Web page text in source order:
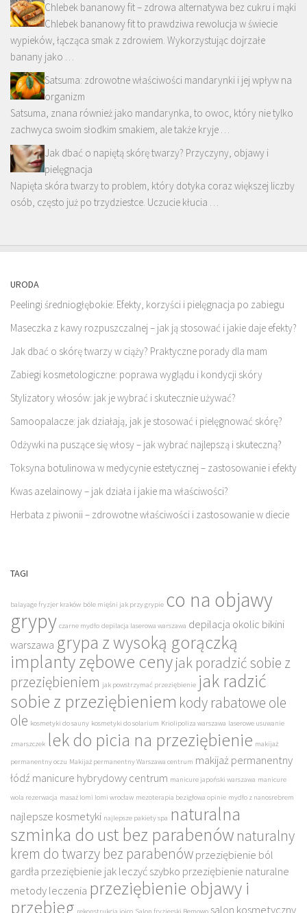
Chlebek bananowy fit – zdrowa alternatywa bez cukru i mąki
Chlebek bananowy fit to prawdziwa rewolucja w świecie
wypieków, łącząca smak z zdrowiem. Wykorzystując dojrzałe
banany jako …
Satsuma: zdrowotne właściwości mandarynki i jej wpływ na
organizm
Satsuma, znana również jako mandarynka, to owoc, który nie tylko
zachwyca swoim słodkim smakiem, ale także kryje …
Jak dbać o napiętą skórę twarzy? Przyczyny, objawy i
pielęgnacja
Napięta skóra twarzy to problem, który dotyka coraz większej liczby
osób, często już po trzydziestce. Uczucie kłucia …
URODA
Peelingi średniogłębokie: Efekty, korzyści i pielęgnacja po zabiegu
Maseczka z kawy rozpuszczalnej – jak ją stosować i jakie daje efekty?
Jak dbać o skórę twarzy w ciąży? Praktyczne porady dla mam
Zabiegi kosmetologiczne: poprawa wyglądu i kondycji skóry
Stylizatory włosów: jak je wybrać i skutecznie używać?
Samoopalacze: jak działają, jak je stosować i pielęgnować skórę?
Odżywki na puszące się włosy – jak wybrać najlepszą i skuteczną?
Toksyna botulinowa w medycynie estetycznej – zastosowanie i efekty
Kwas azelainowy – jak działa i jakie ma właściwości?
Herbata z piwonii – zdrowotne właściwości i zastosowanie w diecie
TAGI
balayage fryzjer kraków bóle mięśni jak przy grypie co na objawy
grypy czarne mydło depilacja laserowa warszawa depilacja okolic bikini
warszawa grypa z wysoką gorączką
implanty zębowe cenyjak poradzić sobie z
przeziębieniem jak powstrzymać przeziębienie jak radzić
sobie z przeziębieniem kody rabatowe ole
ole kosmetyki do sauny kosmetyki do solarium Kriolipoliza warszawa laserowe usuwanie
zmarszczek lek do picia na przeziębienie makijaż
permanentny oczu Makijaż permanentny Warszawa centrum makijaż permanentny
łódź manicure hybrydowy centrum manicure japoński warszawa manicure
wola rezerwacja masaż lomi lomi wrocław mezoterapia bezigłowa opinie mydło z nanosrebrem
najlepsze kosmetyki najlepsze pakiety spa naturalna
szminka do ust bez parabenów naturalny
krem do twarzy bez parabenówprzeziębienie ból
gardła przeziębienie jak leczyć szybko przeziębienie naturalne
metody leczenia przeziębienie objawy i
przebieg rekonstrukcja joico Salon fryzjerski Bemowo salon kosmetyczny